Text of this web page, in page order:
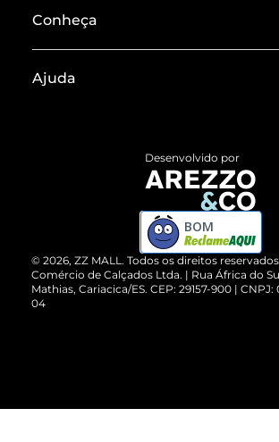
Conheça
Termos de Uso
ZZ MALL é confiável
Cartão Presente
Vendas Corporativas
Ajuda
Devolução do Produto
Compre pelo WhatsApp
© 2026, ZZ MALL. Todos os direitos
Comércio de Calçados Ltda. | Rua África do
Mathias, Cariacica/ES. CEP: 29157-900 |
04
Desenvolvido por
BOM